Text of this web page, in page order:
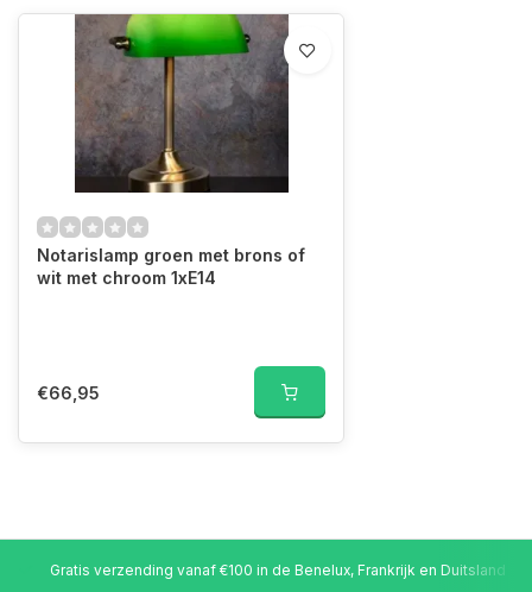
Notarislamp groen met brons of
wit met chroom 1xE14
€66,95
Gratis verzending vanaf €100 in de Benelux, Frankrijk en Duitsland